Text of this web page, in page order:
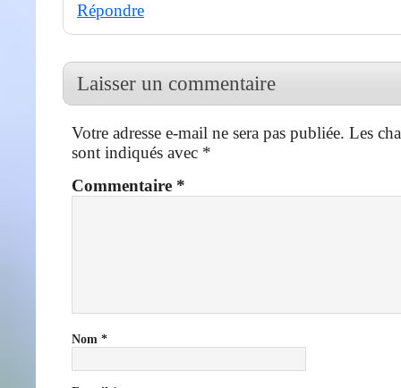
Répondre
Laisser un commentaire
Votre adresse e-mail ne sera pas publiée. Les
sont indiqués avec *
Commentaire *
Nom *